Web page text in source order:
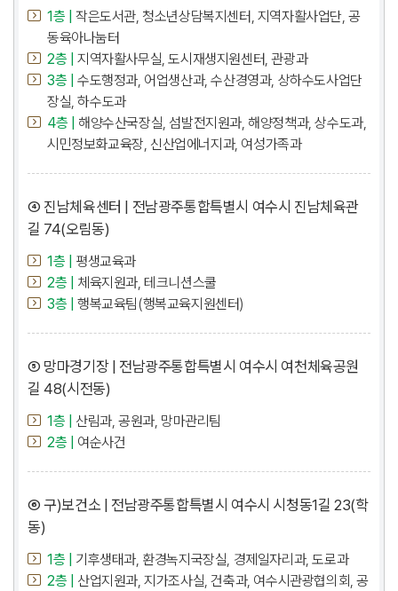
1층 |
작은도서관, 청소년상담복지센터, 지역자활사업단, 공
동육아나눔터
2층 |
지역자활사무실, 도시재생지원센터, 관광과
3층 |
수도행정과, 어업생산과, 수산경영과, 상하수도사업단
장실, 하수도과
4층 |
해양수산국장실, 섬발전지원과, 해양정책과, 상수도과,
시민정보화교육장, 신산업에너지과, 여성가족과
④ 진남체육센터 | 전남광주통합특별시 여수시 진남체육관
길 74(오림동)
1층 |
평생교육과
2층 |
체육지원과, 테크니션스쿨
3층 |
행복교육팀(행복교육지원센터)
⑤ 망마경기장 | 전남광주통합특별시 여수시 여천체육공원
길 48(시전동)
1층 |
산림과, 공원과, 망마관리팀
2층 |
여순사건
⑥ 구)보건소 | 전남광주통합특별시 여수시 시청동1길 23(학
동)
1층 |
기후생태과, 환경녹지국장실, 경제일자리과, 도로과
2층 |
산업지원과, 지가조사실, 건축과, 여수시관광협의회, 공